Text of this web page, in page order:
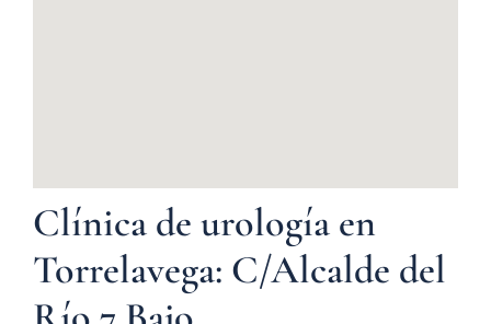
Clínica de urología en
Torrelavega: C/Alcalde del